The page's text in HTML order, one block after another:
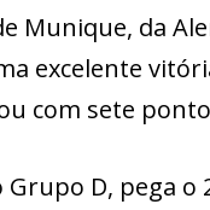
Munique, da
excelente
com sete
D, pega o